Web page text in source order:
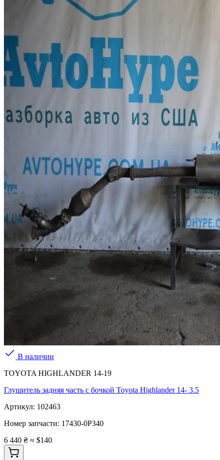
В наличии
TOYOTA HIGHLANDER 14-19
Глушитель задняя часть с бочкой Toyota Highlander 14- 3.5
Артикул: 102463
Номер запчасти: 17430-0P340
6 440 ₴ ≈ $140